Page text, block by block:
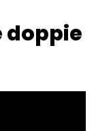
doppie